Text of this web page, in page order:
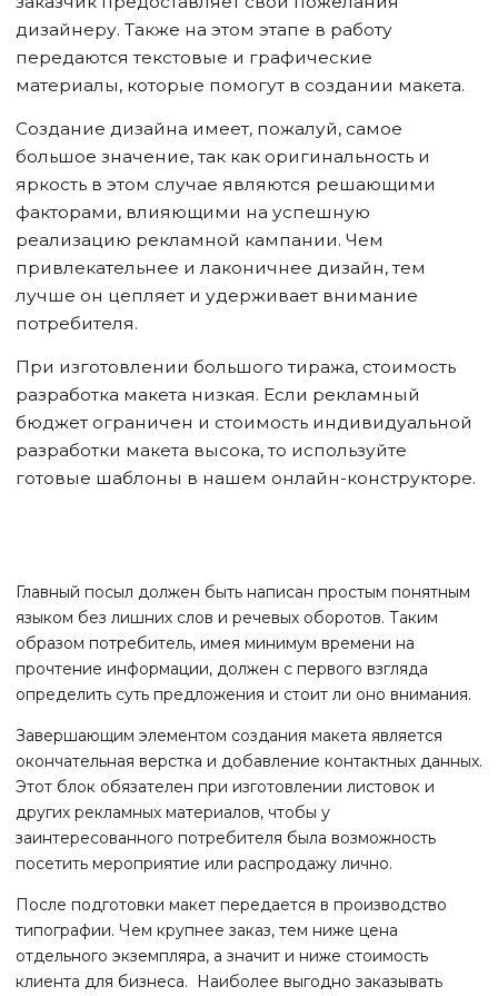
дизайнеру. Также на этом этапе в работу
передаются текстовые и графические
материалы, которые помогут в создании макета.
Создание дизайна имеет, пожалуй, самое
большое значение, так как оригинальность и
яркость в этом случае являются решающими
факторами, влияющими на успешную
реализацию рекламной кампании. Чем
привлекательнее и лаконичнее дизайн, тем
лучше он цепляет и удерживает внимание
потребителя.
При изготовлении большого тиража, стоимость
разработка макета низкая. Если рекламный
бюджет ограничен и стоимость индивидуальной
разработки макета высока, то используйте
готовые шаблоны в нашем онлайн-конструкторе.
Главный посыл должен быть написан простым понятным
языком без лишних слов и речевых оборотов. Таким
образом потребитель, имея минимум времени на
прочтение информации, должен с первого взгляда
определить суть предложения и стоит ли оно внимания.
Завершающим элементом создания макета является
окончательная верстка и добавление контактных данных.
Этот блок обязателен при изготовлении листовок и
других рекламных материалов, чтобы у
заинтересованного потребителя была возможность
посетить мероприятие или распродажу лично.
После подготовки макет передается в производство
типографии. Чем крупнее заказ, тем ниже цена
отдельного экземпляра, а значит и ниже стоимость
клиента для бизнеса. Наиболее выгодно заказывать